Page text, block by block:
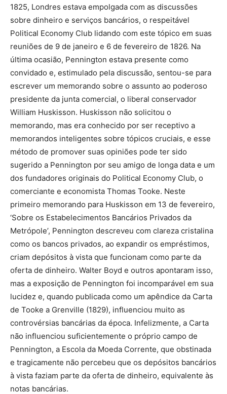
1825, Londres estava empolgada com as discussões
sobre dinheiro e serviços bancários, o respeitável
Political Economy Club lidando com este tópico em suas
reuniões de 9 de janeiro e 6 de fevereiro de 1826. Na
última ocasião, Pennington estava presente como
convidado e, estimulado pela discussão, sentou-se para
escrever um memorando sobre o assunto ao poderoso
presidente da junta comercial, o liberal conservador
William Huskisson. Huskisson não solicitou o
memorando, mas era conhecido por ser receptivo a
memorandos inteligentes sobre tópicos cruciais, e esse
método de promover suas opiniões pode ter sido
sugerido a Pennington por seu amigo de longa data e um
dos fundadores originais do Political Economy Club, o
comerciante e economista Thomas Tooke. Neste
primeiro memorando para Huskisson em 13 de fevereiro,
‘Sobre os Estabelecimentos Bancários Privados da
Metrópole’, Pennington descreveu com clareza cristalina
como os bancos privados, ao expandir os empréstimos,
criam depósitos à vista que funcionam como parte da
oferta de dinheiro. Walter Boyd e outros apontaram isso,
mas a exposição de Pennington foi incomparável em sua
lucidez e, quando publicada como um apêndice da Carta
de Tooke a Grenville (1829), influenciou muito as
controvérsias bancárias da época. Infelizmente, a Carta
não influenciou suficientemente o próprio campo de
Pennington, a Escola da Moeda Corrente, que obstinada
e tragicamente não percebeu que os depósitos bancários
à vista faziam parte da oferta de dinheiro, equivalente às
notas bancárias.